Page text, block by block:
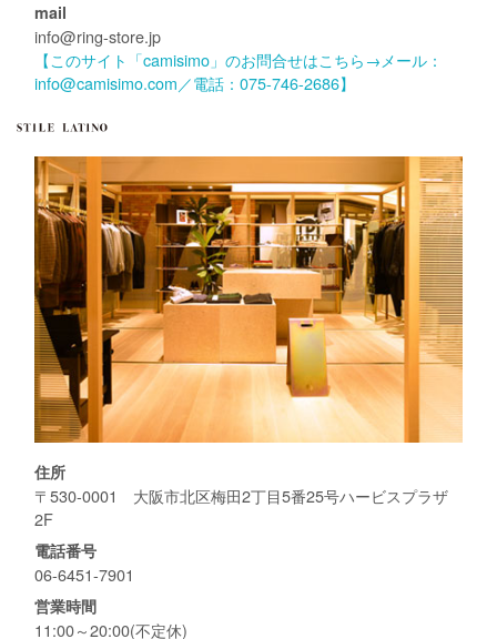
mail
info@ring-store.jp
【このサイト「camisimo」のお問合せはこちら→メール：
info@camisimo.com／電話：075-746-2686】
住所
〒530-0001 大阪市北区梅田2丁目5番25号ハービスプラザ
2F
電話番号
06-6451-7901
営業時間
11:00～20:00(不定休)